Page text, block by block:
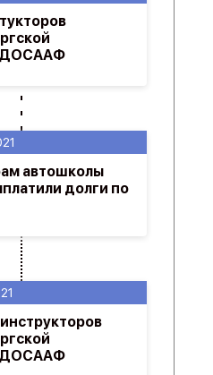
ДОСААФ
автошколы
долги по
ДОСААФ